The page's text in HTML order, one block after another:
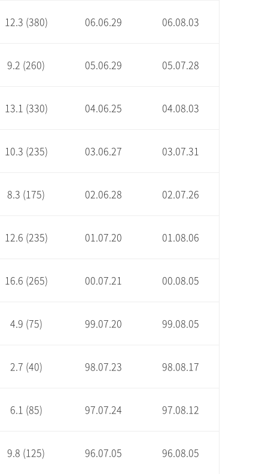
12.3 (380) 06.06.29 06.08.03
9.2 (260) 05.06.29 05.07.28
13.1 (330) 04.06.25 04.08.03
10.3 (235) 03.06.27 03.07.31
8.3 (175) 02.06.28 02.07.26
12.6 (235) 01.07.20 01.08.06
16.6 (265) 00.07.21 00.08.05
4.9 (75) 99.07.20 99.08.05
2.7 (40) 98.07.23 98.08.17
6.1 (85) 97.07.24 97.08.12
9.8 (125) 96.07.05 96.08.05